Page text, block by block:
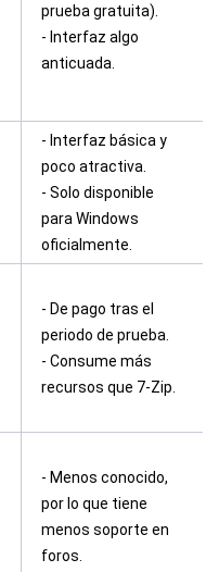
prueba gratuita).
- Interfaz algo
anticuada.
- Interfaz básica y
poco atractiva.
- Solo disponible
para Windows
oficialmente.
- De pago tras el
periodo de prueba.
- Consume más
recursos que 7-Zip.
- Menos conocido,
por lo que tiene
menos soporte en
foros.